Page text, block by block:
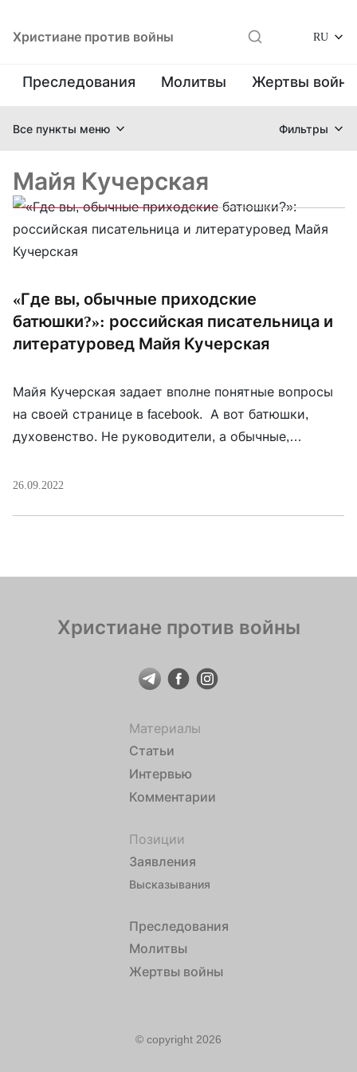
Христиане против войны RU
Преследования Молитвы Жертвы
Все пункты меню Фильтры
Майя Кучерская
«Где вы, обычные приходские
батюшки?»: российская писательница и
литературовед Майя Кучерская
Майя Кучерская задает вполне понятные вопросы
на своей странице в facebook. А вот батюшки,
духовенство. Не руководители, а обычные,
может, я все пропустила? В эти дни, я точно знаю,
26.09.2022
Христиане против войны
Материалы
Статьи
Интервью
Комментарии
Позиции
Заявления
Высказывания
Преследования
Молитвы
Жертвы войны
© copyright 2026